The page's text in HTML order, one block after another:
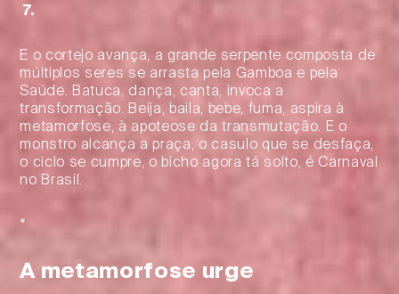
7.
E o cortejo avança, a grande serpente composta de
múltiplos seres se arrasta pela Gamboa e pela
Saúde. Batuca, dança, canta, invoca a
transformação. Beija, baila, bebe, fuma, aspira à
metamorfose, à apoteose da transmutação. E o
monstro alcança a praça, o casulo que se desfaça,
o ciclo se cumpre, o bicho agora tá solto, é Carnaval
no Brasil.
*
A metamorfose urge